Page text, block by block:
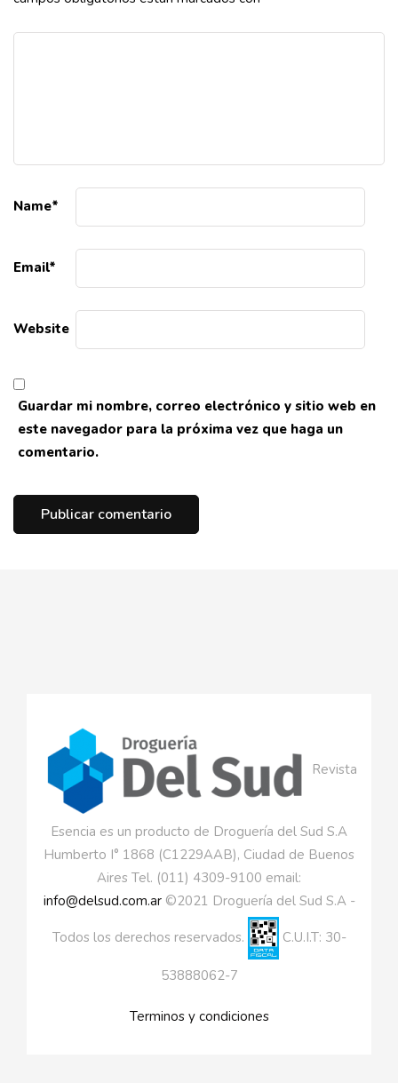
Name*
Email*
Website
Guardar mi nombre, correo electrónico y sitio web en
este navegador para la próxima vez que haga un
comentario.
Revista
Esencia es un producto de Droguería del Sud S.A
Humberto I° 1868 (C1229AAB), Ciudad de Buenos
Aires Tel. (011) 4309-9100 email:
info@delsud.com.ar©2021 Droguería del Sud S.A -
Todos los derechos reservados. C.U.I.T: 30-
53888062-7
Terminos y condiciones